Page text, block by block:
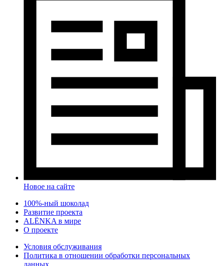
Новое на сайте
100%-ный шоколад
Развитие проекта
ALЁNKA в мире
О проекте
Условия обслуживания
Политика в отношении обработки персональных
данных